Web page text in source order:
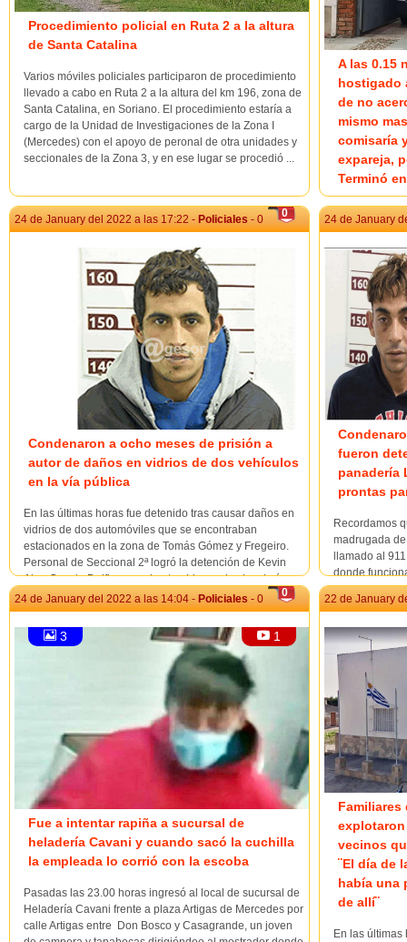
Procedimiento policial en Ruta 2 a la altura
de Santa Catalina
Varios móviles policiales participaron de procedimiento
llevado a cabo en Ruta 2 a la altura del km 196, zona de
Santa Catalina, en Soriano. El procedimiento estaría a
cargo de la Unidad de Investigaciones de la Zona I
(Mercedes) con el apoyo de peronal de otra unidades y
seccionales de la Zona 3, y en ese lugar se procedió ...
A las 0.15
hostigado
de no
mismo
comisaría
expareja,
Terminó
Próximo a la
femenina
expareja,
Comisaría
Género de
0
24 de January del 2022 a las 17:22 - Policiales - 0
Condenaron a ocho meses de prisión a
autor de daños en vidrios de dos vehículos
en la vía pública
En las últimas horas fue detenido tras causar daños en
vidrios de dos automóviles que se encontraban
estacionados en la zona de Tomás Gómez y Fregeiro.
Personal de Seccional 2ª logró la detención de Kevin
Alen Cuesta Delfino, a quien tambien se le vincularía a
hurto en casa de f...
24 de January
fueron
panadería
prontas
Recordamos
madrugada
llamado al
donde
permanecía
Gomensoro y
0
24 de January del 2022 a las 14:04 - Policiales - 0
3 1
Fue a intentar rapiña a sucursal de
heladería Cavani y cuando sacó la cuchilla
la empleada lo corrió con la escoba
Pasadas las 23.00 horas ingresó al local de sucursal de
Heladería Cavani frente a plaza Artigas de Mercedes por
calle Artigas entre Don Bosco y Casagrande, un joven
22 de January
Familiares
vecinos
¨El día de
había una
de allí¨
En las